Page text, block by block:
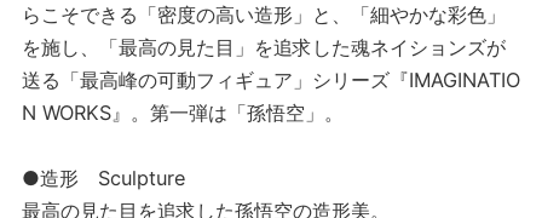
らこそできる「密度の高い造形」と、「細やかな彩色」
を施し、「最高の見た目」を追求した魂ネイションズが
送る「最高峰の可動フィギュア」シリーズ『IMAGINATIO
N WORKS』。第一弾は「孫悟空」。
●造形 Sculpture
最高の見た目を追求した孫悟空の造形美。